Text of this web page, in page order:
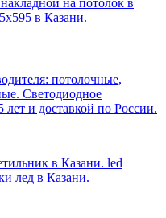
в Казани.
потолочные,
Светодиодное
и доставкой по России.
в Казани. led
лед в Казани.